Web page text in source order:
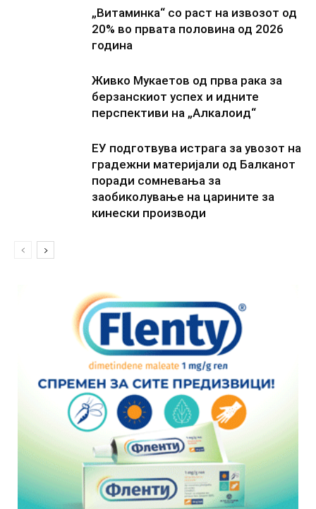
„Витаминка“ со раст на извозот од
20% во првата половина од 2026
година
Живко Мукаетов од прва рака за
берзанскиот успех и идните
перспективи на „Алкалоид“
ЕУ подготвува истрага за увозот на
градежни материјали од Балканот
поради сомневања за
заобиколување на царините за
кинески производи